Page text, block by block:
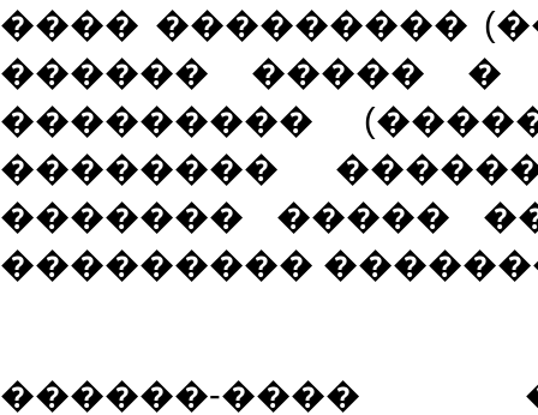
���� ���������
������ ����� �
���������
��������
������� �����
���������
������-����